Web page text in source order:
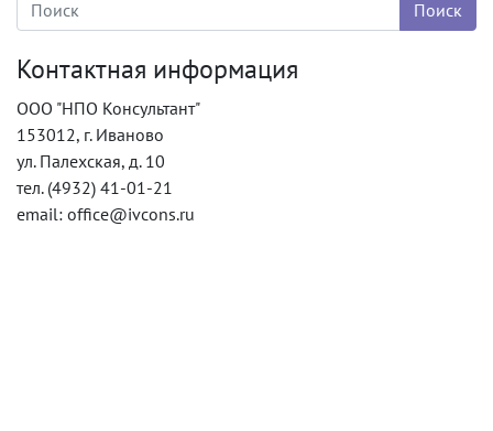
Контактная информация
ООО "НПО Консультант"
153012, г. Иваново
ул. Палехская, д. 10
тел. (4932) 41-01-21
email: office@ivcons.ru